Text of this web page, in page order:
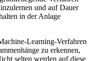
und auf Dauer
in der Anlage
Learning-Verfahren
zu erkennen,
selten werden auf diese